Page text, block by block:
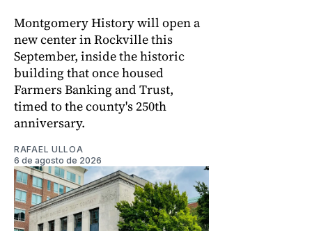
Montgomery History will open a
new center in Rockville this
September, inside the historic
building that once housed
Farmers Banking and Trust,
timed to the county's 250th
anniversary.
RAFAEL ULLOA
6 de agosto de 2026